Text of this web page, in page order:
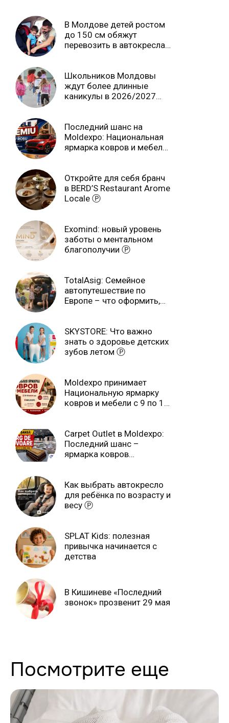
В Молдове детей ростом
до 150 см обяжут
перевозить в автокреслах
Школьников Молдовы
ждут более длинные
каникулы в 2026/2027
Последний шанс на
Moldexpo: Национальная
ярмарка ковров и мебели
Откройте для себя бранч
в BERD’S Restaurant Arome
Locale Ⓟ
Exomind: новый уровень
заботы о ментальном
благополучии Ⓟ
TotalAsig: Семейное
автопутешествие по
Европе – что оформить,
SKYSTORE: Что важно
знать о здоровье детских
зубов летом Ⓟ
Moldexpo принимает
Национальную ярмарку
ковров и мебели с 9 по 14
Carpet Outlet в Moldexpo:
Последний шанс –
ярмарка ковров
Как выбрать автокресло
для ребёнка по возрасту и
весу Ⓟ
SPLAT Kids: полезная
привычка начинается с
детства
В Кишиневе «Последний
звонок» прозвенит 29 мая
Посмотрите еще